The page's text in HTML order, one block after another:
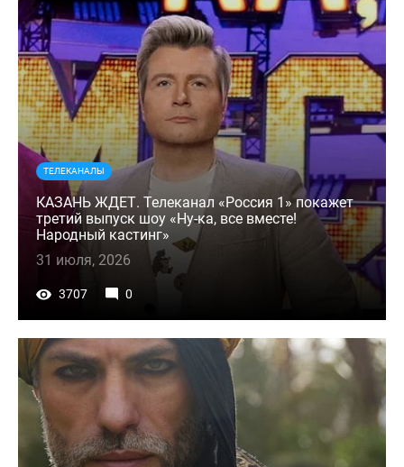
ТЕЛЕКАНАЛЫ
КАЗАНЬ ЖДЕТ. Телеканал «Россия 1» покажет
третий выпуск шоу «Ну-ка, все вместе!
Народный кастинг»
31 июля, 2026
3707 0